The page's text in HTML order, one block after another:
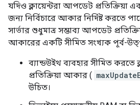
যদিও ক্লায়েন্টরা আপডেট প্রতিক্রিয়া
জন্য নির্বিচারে আকার নির্দিষ্ট করতে
সার্ভার শুধুমাত্র সম্ভাব্য আপডেট
আকারের একটি সীমিত সংখ্যক পূর্ব-
ব্যান্ডউইথ ব্যবহার সীমিত করতে
প্রতিক্রিয়া আকার (
উচিত।